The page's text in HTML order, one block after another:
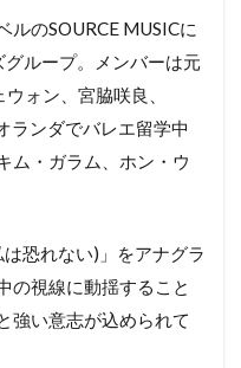
ルのSOURCE MUSICに
ループ。メンバーは元
ォン、宮脇咲良、
ランダでバレエ留学中
ム・ガラム、ホン・ウ
恐れない)」をアナグラ
の視線に動揺すること
強い意志が込められて